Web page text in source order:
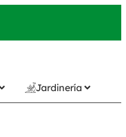
Jardinería